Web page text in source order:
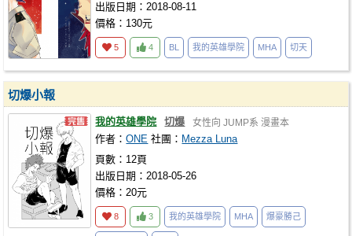
出版日期：2018-08-11
價格：130元
5 4 BL 我的英雄學院 MHA 切天
切爆小報
我的英雄學院 切爆 女性向 JUMP系 漫畫本
作者：ONE 社團： Mezza Luna
頁數：12頁
出版日期：2018-05-26
價格：20元
8 3 我的英雄學院 MHA 爆豪勝己